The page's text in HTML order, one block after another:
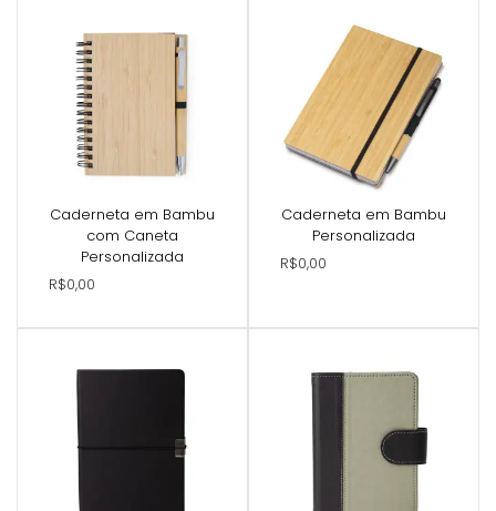
Caderneta em Bambu
com Caneta
Personalizada
R$0,00
Caderneta em Bambu
Personalizada
R$0,00